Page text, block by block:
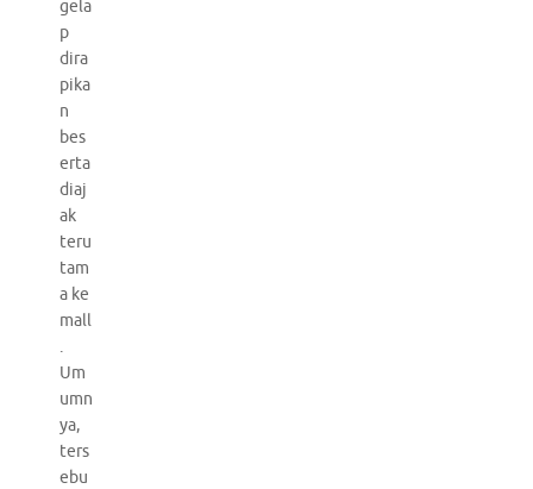
gela
p
dira
pika
n
bes
erta
diaj
ak
teru
tam
a ke
mall
.
Um
umn
ya,
ters
ebu